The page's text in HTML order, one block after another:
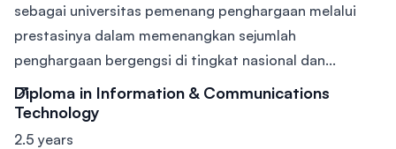
sebagai universitas pemenang penghargaan melalui
prestasinya dalam memenangkan sejumlah
penghargaan bergengsi di tingkat nasional dan...
Diploma in Information & Communications
Technology
2.5 years